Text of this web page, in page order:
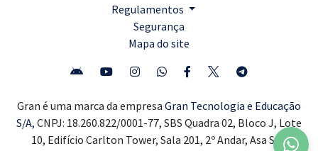
Regulamentos
Segurança
Mapa do site
Gran é uma marca da empresa Gran Tecnologia e Educação
S/A, CNPJ: 18.260.822/0001-77, SBS Quadra 02, Bloco J, Lote
10, Edifício Carlton Tower, Sala 201, 2º Andar, Asa Sul,